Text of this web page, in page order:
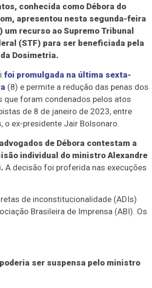
conhecida como Débora do
apresentou nesta segunda-feira
um recurso ao Supremo Tribunal
(STF) para ser beneficiada pela
Dosimetria.
foi promulgada na última sexta-
(8) e permite a redução das penas dos
que foram condenados pelos atos
de 8 de janeiro de 2023, entre
o ex-presidente Jair Bolsonaro.
de Débora contestam a
individual do ministro Alexandre
A decisão foi proferida nas execuções
de inconstitucionalidade (ADIs)
Brasileira de Imprensa (ABI). Os
ser suspensa pelo ministro